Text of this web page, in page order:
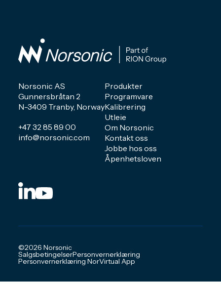
Norsonic AS
Gunnersbråtan 2
N-3409 Tranby, Norway
+47 32 85 89 00
info@norsonic.com
Produkter
Programvare
Kalibrering
Utleie
Om Norsonic
Kontakt oss
Jobbe hos oss
Åpenhetsloven
©2026 Norsonic
SalgsbetingelserPersonvernerklæring
Personvernerklæring NorVirtual App